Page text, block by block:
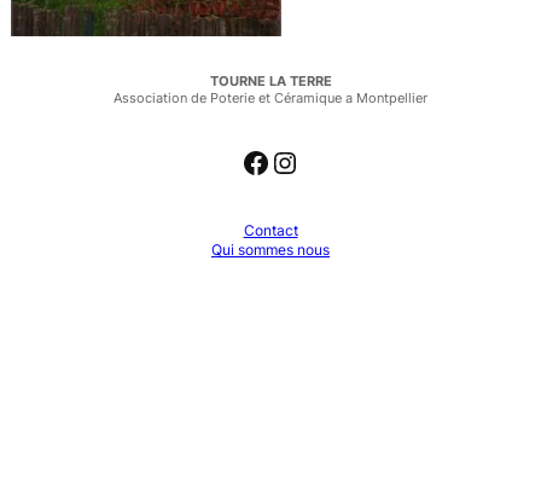
TOURNE LA TERRE
Association de Poterie et Céramique a Montpellier
Facebook Instagram
Contact
Qui sommes nous